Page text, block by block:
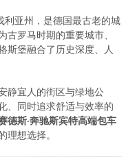
亚州，是德国最古老的城
罗马时期的重要城市、
斯堡融合了历史深度、人
静宜人的街区与绿地公
、同时追求舒适与效率的
斯·奔驰斯宾特高端包车
理想选择。